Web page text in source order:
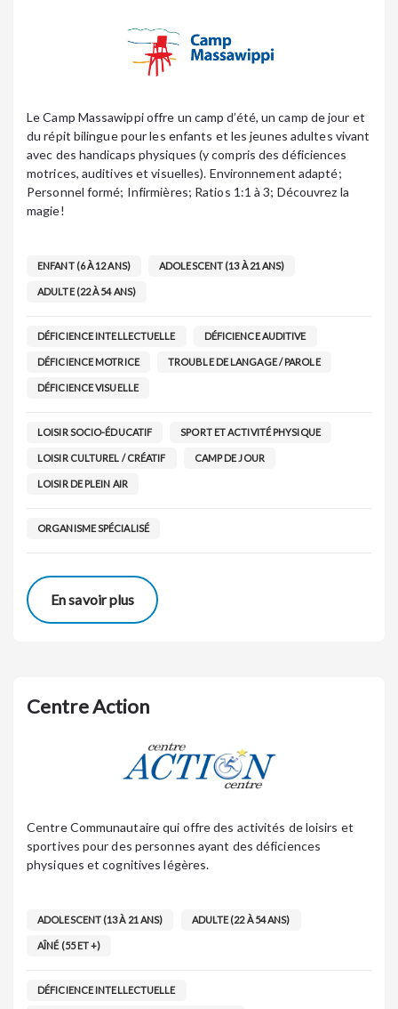
Le Camp Massawippi offre un camp d’été, un camp de jour et
du répit bilingue pour les enfants et les jeunes adultes vivant
avec des handicaps physiques (y compris des déficiences
motrices, auditives et visuelles). Environnement adapté;
Personnel formé; Infirmières; Ratios 1:1 à 3; Découvrez la
magie!
ENFANT (6 À 12 ANS) ADOLESCENT (13 À 21 ANS)
ADULTE (22 À 54 ANS)
DÉFICIENCE INTELLECTUELLE DÉFICIENCE AUDITIVE
DÉFICIENCE MOTRICE TROUBLE DE LANGAGE / PAROLE
DÉFICIENCE VISUELLE
LOISIR SOCIO-ÉDUCATIF SPORT ET ACTIVITÉ PHYSIQUE
LOISIR CULTUREL / CRÉATIF CAMP DE JOUR
LOISIR DE PLEIN AIR
ORGANISME SPÉCIALISÉ
En savoir plus
Centre Action
Centre Communautaire qui offre des activités de loisirs et
sportives pour des personnes ayant des déficiences
physiques et cognitives légères.
ADOLESCENT (13 À 21 ANS) ADULTE (22 À 54 ANS)
AÎNÉ (55 ET +)
DÉFICIENCE INTELLECTUELLE